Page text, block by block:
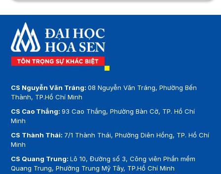
CS Nguyễn Văn Tráng:08 Nguyễn Văn Tráng, Phường Bến
Thành, TP.Hồ Chí Minh
CS Cao Thắng:93 Cao Thắng, Phường Bàn Cờ, TP. Hồ Chí
Minh
CS Thành Thái: 7/1 Thành Thái, Phường Diên Hồng, TP. Hồ Chí
Minh
CS Quang Trung:Lô 10, Đường số 3, Công viên Phần mềm
Quang Trung, Phường Trung Mỹ Tây, TP.Hồ Chí Minh